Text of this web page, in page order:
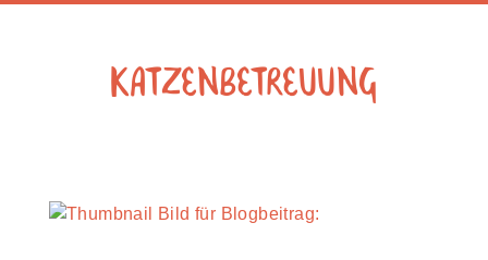
Katzenbetreuung